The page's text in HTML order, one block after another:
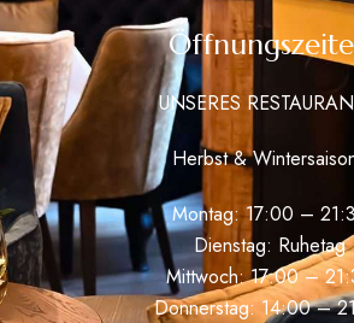
UNSERES
Herbst &
Montag: 17:00 –
Dienstag: Ruhetag
Mittwoch: 17:00 –
Donnerstag: 14:00 –